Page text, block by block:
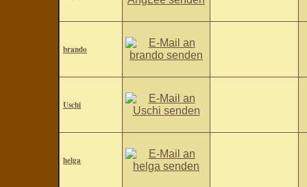
brando
Uschi
helga